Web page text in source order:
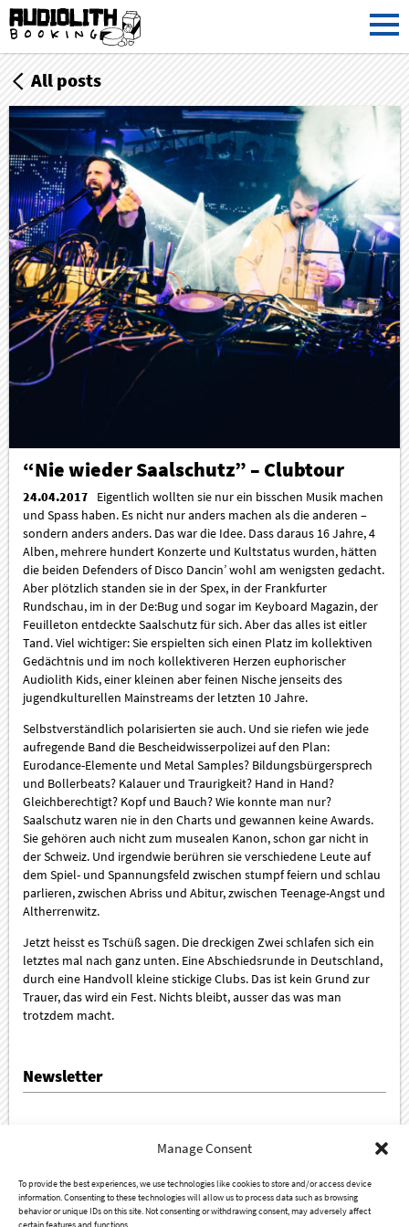
Manage Consent
To provide the best experiences, we use technologies like cookies to store and/or access device
information. Consenting to these technologies will allow us to process data such as browsing
behavior or unique IDs on this site. Not consenting or withdrawing consent, may adversely affect
All posts
“Nie wieder Saalschutz” – Clubtour
24.04.2017
Eigentlich wollten sie nur ein bisschen Musik machen
und Spass haben. Es nicht nur anders machen als die anderen –
sondern anders anders. Das war die Idee. Dass daraus 16 Jahre, 4
Alben, mehrere hundert Konzerte und Kultstatus wurden, hätten
die beiden Defenders of Disco Dancin’ wohl am wenigsten gedacht.
Aber plötzlich standen sie in der Spex, in der Frankfurter
Rundschau, im in der De:Bug und sogar im Keyboard Magazin, der
Feuilleton entdeckte Saalschutz für sich. Aber das alles ist eitler
Tand. Viel wichtiger: Sie erspielten sich einen Platz im kollektiven
Gedächtnis und im noch kollektiveren Herzen euphorischer
Audiolith Kids, einer kleinen aber feinen Nische jenseits des
jugendkulturellen Mainstreams der letzten 10 Jahre.
Selbstverständlich polarisierten sie auch. Und sie riefen wie jede
aufregende Band die Bescheidwisserpolizei auf den Plan:
Eurodance-Elemente und Metal Samples? Bildungsbürgersprech
und Bollerbeats? Kalauer und Traurigkeit? Hand in Hand?
Gleichberechtigt? Kopf und Bauch? Wie konnte man nur?
Saalschutz waren nie in den Charts und gewannen keine Awards.
Sie gehören auch nicht zum musealen Kanon, schon gar nicht in
der Schweiz. Und irgendwie berühren sie verschiedene Leute auf
dem Spiel- und Spannungsfeld zwischen stumpf feiern und schlau
parlieren, zwischen Abriss und Abitur, zwischen Teenage-Angst und
Altherrenwitz.
Jetzt heisst es Tschüß sagen. Die dreckigen Zwei schlafen sich ein
letztes mal nach ganz unten. Eine Abschiedsrunde in Deutschland,
durch eine Handvoll kleine stickige Clubs. Das ist kein Grund zur
Trauer, das wird ein Fest. Nichts bleibt, ausser das was man
trotzdem macht.
Newsletter